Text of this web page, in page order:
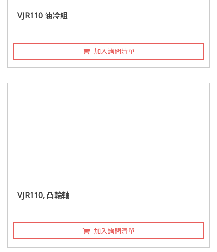
VJR110 油冷組
加入詢問清單
VJR110, 凸輪軸
加入詢問清單